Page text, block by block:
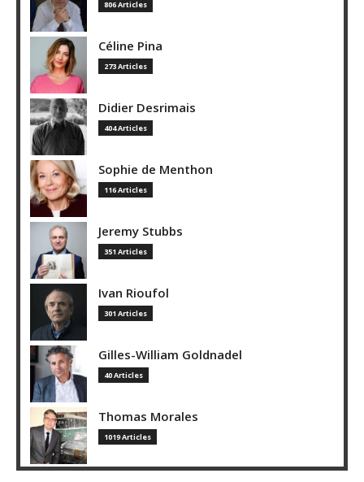
806 Articles
Céline Pina
273 Articles
Didier Desrimais
404 Articles
Sophie de Menthon
116 Articles
Jeremy Stubbs
351 Articles
Ivan Rioufol
301 Articles
Gilles-William Goldnadel
40 Articles
Thomas Morales
1019 Articles